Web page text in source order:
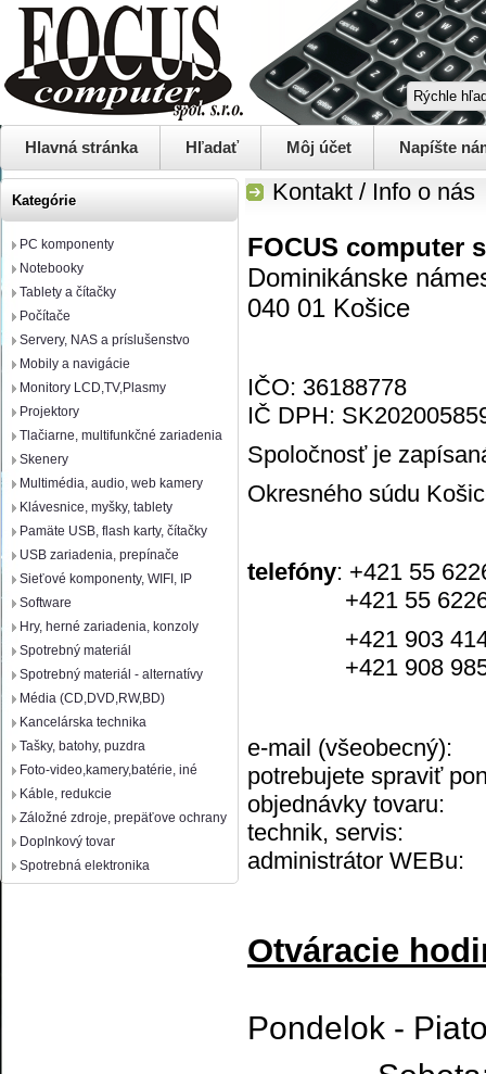
Hlavná stránka Hľadať Môj účet Napíšte
Kategórie
PC komponenty
Notebooky
Tablety a čítačky
Počítače
Servery, NAS a príslušenstvo
Mobily a navigácie
Monitory LCD,TV,Plasmy
Projektory
Tlačiarne, multifunkčné zariadenia
Skenery
Multimédia, audio, web kamery
Klávesnice, myšky, tablety
Pamäte USB, flash karty, čítačky
USB zariadenia, prepínače
Sieťové komponenty, WIFI, IP
Software
Hry, herné zariadenia, konzoly
Spotrebný materiál
Spotrebný materiál - alternatívy
Média (CD,DVD,RW,BD)
Kancelárska technika
Tašky, batohy, puzdra
Foto-video,kamery,batérie, iné
Káble, redukcie
Záložné zdroje, prepäťove ochrany
Doplnkový tovar
Spotrebná elektronika
Kontakt / Info o nás
FOCUS computer
Dominikánske
040 01 Košice
IČO: 36188778
IČ DPH:
Spoločnosť je
Okresného súdu
telefóny: +421 55
+421 55
+421 903
+421 908
e-mail
potrebujete spraviť
objednávky
technik,
administrátor
Otváracie
Pondelok -